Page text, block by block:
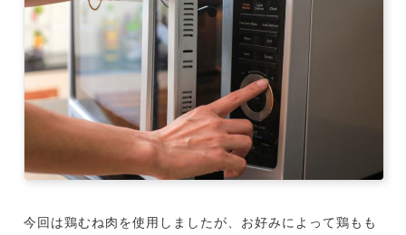
今回は鶏むね肉を使用しましたが、お好みによって鶏もも